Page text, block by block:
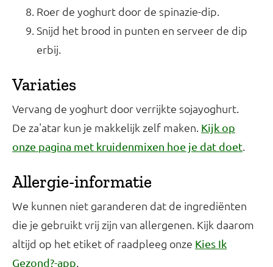
Roer de yoghurt door de spinazie-dip.
Snijd het brood in punten en serveer de dip
erbij.
Variaties
Vervang de yoghurt door verrijkte sojayoghurt.
De za'atar kun je makkelijk zelf maken. Kijk op
onze pagina met kruidenmixen hoe je dat doet
Allergie-informatie
We kunnen niet garanderen dat de ingrediënten
die je gebruikt vrij zijn van allergenen. Kijk daarom
altijd op het etiket of raadpleeg onze Kies Ik
Gezond?-app